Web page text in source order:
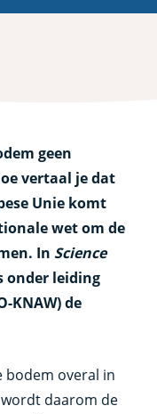
geen
vertaal je dat
Unie komt
wet om de
In Science
onder leiding
KNAW) de
bodem overal in
daarom de